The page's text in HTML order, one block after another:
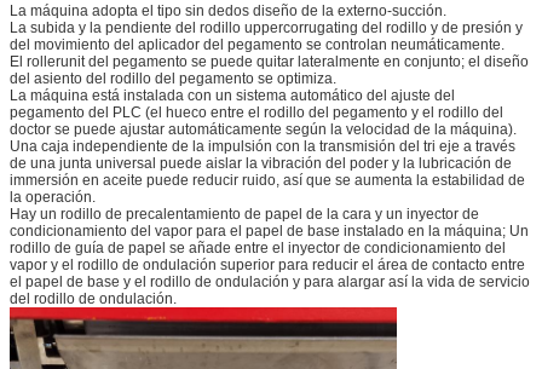
La máquina adopta el tipo sin dedos diseño de la externo-succión.
La subida y la pendiente del rodillo uppercorrugating del rodillo y de presión y
del movimiento del aplicador del pegamento se controlan neumáticamente.
El rollerunit del pegamento se puede quitar lateralmente en conjunto; el diseño
del asiento del rodillo del pegamento se optimiza.
La máquina está instalada con un sistema automático del ajuste del
pegamento del PLC (el hueco entre el rodillo del pegamento y el rodillo del
doctor se puede ajustar automáticamente según la velocidad de la máquina).
Una caja independiente de la impulsión con la transmisión del tri eje a través
de una junta universal puede aislar la vibración del poder y la lubricación de
immersión en aceite puede reducir ruido, así que se aumenta la estabilidad de
la operación.
Hay un rodillo de precalentamiento de papel de la cara y un inyector de
condicionamiento del vapor para el papel de base instalado en la máquina; Un
rodillo de guía de papel se añade entre el inyector de condicionamiento del
vapor y el rodillo de ondulación superior para reducir el área de contacto entre
el papel de base y el rodillo de ondulación y para alargar así la vida de servicio
del rodillo de ondulación.